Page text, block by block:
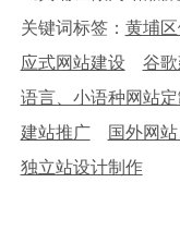
关键词标签： 黄埔
应式网站建设
谷
语言、小语种网站
建站推广
国外网
独立站设计制作